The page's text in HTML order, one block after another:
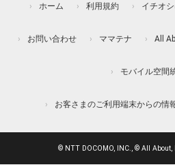
ホーム 利用規約 イチオ
お問い合わせ ママテナ All
モバイル空間
お客さまのご利用端末からの情
© NTT DOCOMO, INC., © All